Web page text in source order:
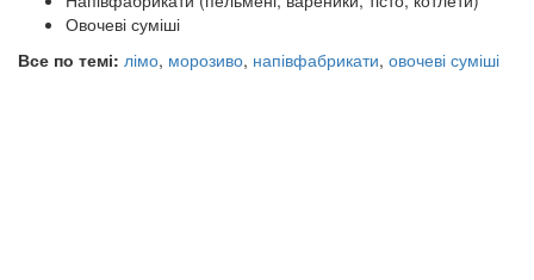
Овочеві суміші
Все по темі: лімо, морозиво, напівфабрикати, овочеві суміші